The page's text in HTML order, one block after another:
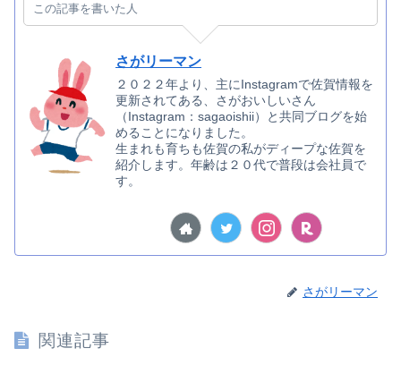
この記事を書いた人
さがリーマン
２０２２年より、主にInstagramで佐賀情報を
更新されてある、さがおいしいさん
（Instagram：sagaoishii）と共同ブログを始
めることになりました。
生まれも育ちも佐賀の私がディープな佐賀を
紹介します。年齢は２０代で普段は会社員で
す。
さがリーマン
関連記事